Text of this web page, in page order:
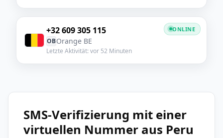
+32 609 305 115
OBOrange BE
Letzte Aktivität: vor 52 Minuten
ONLINE
SMS-Verifizierung mit einer
virtuellen Nummer aus Peru